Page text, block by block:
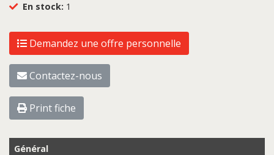
En stock: 1
Demandez une offre personnelle
Contactez-nous
Print fiche
Général